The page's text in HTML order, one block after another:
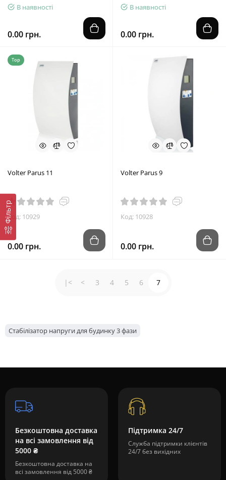
Фільтр
В наявності
0.00 грн.
В наявності
0.00 грн.
Top
Volter Parus 11
Код: 10929
0.00 грн.
Volter Parus 9
Код: 10928
0.00 грн.
|< < 3 4 5 6 7
Стабілізатор напруги для будинку 3 фази
Безкоштовна доставка
на всі замовлення від
5000 ₴
Безкоштовна доставка на
всі замовлення від 5000 ₴
Підтримка 24/7
Служба підтримки клієнтів
24/7 без вихідних